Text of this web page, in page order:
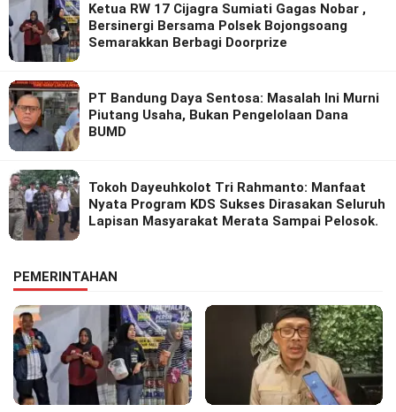
Ketua RW 17 Cijagra Sumiati Gagas Nobar ,
Bersinergi Bersama Polsek Bojongsoang
Semarakkan Berbagi Doorprize
PT Bandung Daya Sentosa: Masalah Ini Murni
Piutang Usaha, Bukan Pengelolaan Dana
BUMD
Tokoh Dayeuhkolot Tri Rahmanto: Manfaat
Nyata Program KDS Sukses Dirasakan Seluruh
Lapisan Masyarakat Merata Sampai Pelosok.
PEMERINTAHAN